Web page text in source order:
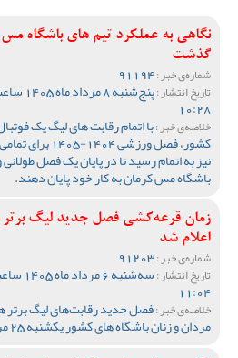
نگاهی به عملکرد تیم های باشگاه
گذشت
شماره‌ی خبر :
تاریخ انتشار : پنج‌شنبه 8 مرداد
10:28
خلاصه‌ی خبر :با اتمام رقابت های لیگ یک
کشور، فصل
نیز به اتمام رسید تا در پایان یک فصل
باشگاه مس کرمان به کار خود پایان دهند.
زمان قرعه‌کشی فصل جدید لیگ برتر
اعلام شد
شماره‌ی خبر :
تاریخ انتشار : سه‌شنبه 6 مرداد
11:04
خلاصه‌ی خبر :فصل جدید رقابت‌های لیگ برتر
مردان و زنان باشگاه های کشور یکشنبه 25 مرداد قرعه‌کشی می‌شود.